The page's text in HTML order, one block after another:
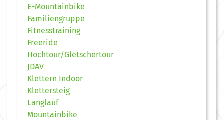
E-Mountainbike
Familiengruppe
Fitnesstraining
Freeride
Hochtour/Gletschertour
JDAV
Klettern Indoor
Klettersteig
Langlauf
Mountainbike